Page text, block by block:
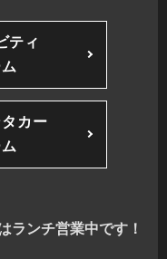
ティ
カー
ランチ営業中です！